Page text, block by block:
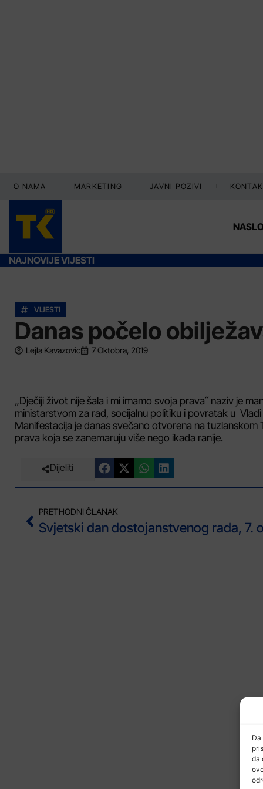
da
O NAMA MARKETING JAVNI POZIVI
NAJNOVIJE VIJESTI
VIJESTI
Danas počelo
Lejla Kavazovic 7 Oktobra, 2019
„Dječiji život nije šala i mi imamo svoja prava˝ naziv je
ministarstvom za rad, socijalnu politiku i povratak u
Manifestacija je danas svečano otvorena na
prava koja se zanemaruju više nego ikada ranije.
Dijeliti
PRETHODNI ČLANAK